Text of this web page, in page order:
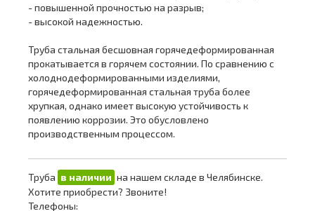
- повышенной прочностью на разрыв;
- высокой надежностью.
Труба стальная бесшовная горячедеформированная
прокатывается в горячем состоянии. По сравнению с
холоднодеформированными изделиями,
горячедеформированная стальная труба более
хрупкая, однако имеет высокую устойчивость к
появлению коррозии. Это обусловлено
производственным процессом.
Труба в наличии на нашем складе в Челябинске.
Хотите приобрести? Звоните!
Телефоны: